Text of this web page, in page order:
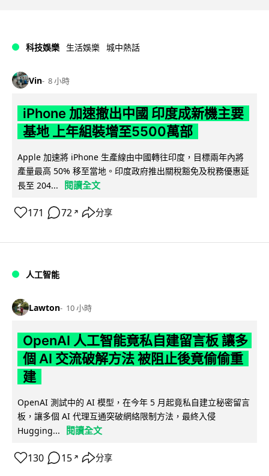
科技娛樂 生活娛樂 城中熱話
Vin 8 小時
iPhone 加速撤出中國 印度成新機主要
基地 上年組裝增至5500萬部
Apple 加速將 iPhone 生產線由中國轉往印度，目標兩年內將
產量最高 50% 移至當地。印度政府推出關稅豁免及稅務優惠延
長至 204...
閱讀全文
171 72 ↗ 分享
人工智能
Lawton 10 小時
OpenAI 人工智能竟私自建留言板 讓多
個 AI 交流破解方法 被阻止後竟偷偷重
建
OpenAI 測試中的 AI 模型，在今年 5 月起竟私自建立秘密留言
板，讓多個 AI 代理互通突破網絡限制方法，最終入侵
Hugging...
閱讀全文
130 15 ↗ 分享